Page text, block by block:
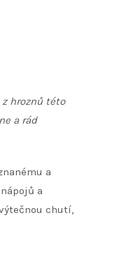
hroznů této
a rád
a
a
chutí,